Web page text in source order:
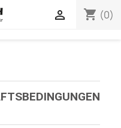
shopping_cart (0)
